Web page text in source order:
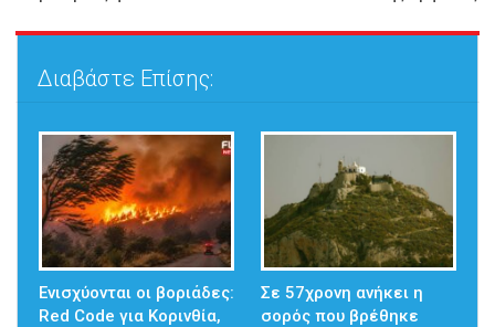
Διαβάστε Επίσης:
Ενισχύονται οι βοριάδες:
Red Code για Κορινθία,
Σε 57χρονη ανήκει η
σορός που βρέθηκε